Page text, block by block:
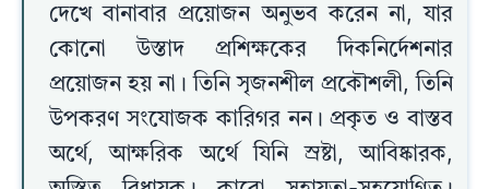
দেখে বানাবার প্রয়োজন অনুভব করেন না, যার
কোনো উস্তাদ প্রশিক্ষকের দিকনির্দেশনার
প্রয়োজন হয় না। তিনি সৃজনশীল প্রকৌশলী, তিনি
উপকরণ সংযোজক কারিগর নন। প্রকৃত ও বাস্তব
অর্থে, আক্ষরিক অর্থে যিনি স্রষ্টা, আবিষ্কারক,